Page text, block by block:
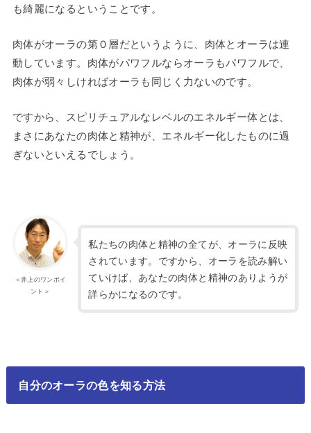
も綺麗になるということです。
肉体がオーラの第０層だというように、肉体とオーラは連
動しています。肉体がパワフルならオーラもパワフルで、
肉体が弱々しければオーラも同じく力ないのです。
ですから、スピリチュアルなレベルのエネルギー体とは、
まさにあなたの肉体と精神が、エネルギー化したものに過
ぎないといえるでしょう。
＜井上のワンポイ
ント＞
私たちの肉体と精神の全てが、オーラに反映
されています。ですから、オーラを読み解い
ていけば、あなたの肉体と精神のありようが
詳らかになるのです。
自分のオーラの色を知る方法